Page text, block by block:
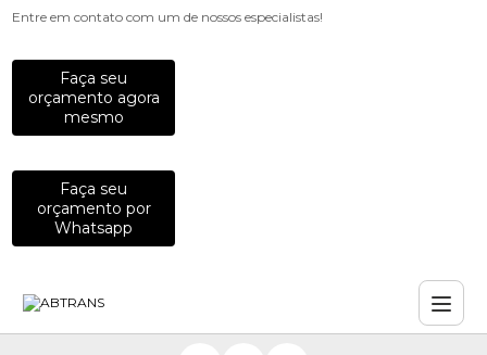
Entre em contato com um de nossos especialistas!
Faça seu
orçamento agora
mesmo
Faça seu
orçamento por
Whatsapp